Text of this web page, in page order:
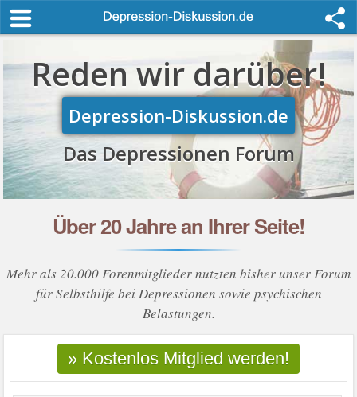
Reden wir darüber!
Depression-Diskussion.de
Das Depressionen Forum
Über 20 Jahre an Ihrer Seite!
Mehr als 20.000 Forenmitglieder nutzten bisher unser Forum
für Selbsthilfe bei Depressionen sowie psychischen
Belastungen.
» Kostenlos Mitglied werden!